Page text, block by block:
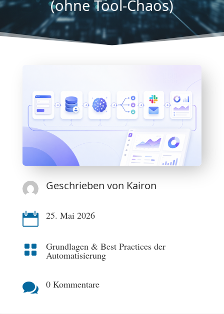
(ohne Tool-Chaos)
Geschrieben von Kairon
 25. Mai 2026
 Grundlagen & Best Practices der
Automatisierung
 0 Kommentare